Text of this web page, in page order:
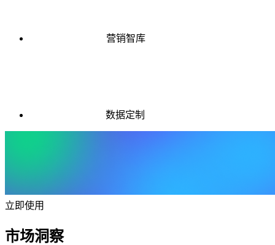
营销智库
数据定制
立即使用
市场洞察